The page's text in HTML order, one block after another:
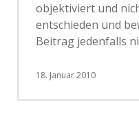
objektiviert und
entschieden und
Beitrag jedenfalls
18. Januar 2010